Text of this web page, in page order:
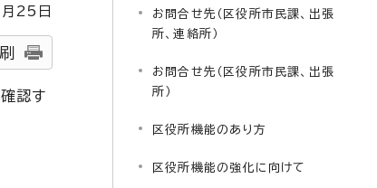
25 日
認す
お問合せ先（区役所市民課、出張
所、連絡所）
お問合せ先（区役所市民課、出張
所）
区役所機能のあり方
区役所機能の強化に向けて